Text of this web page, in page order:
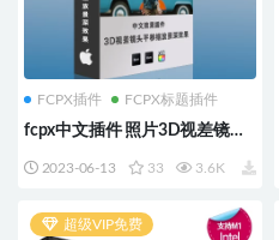
FCPX插件 FCPX标题插件
fcpx中文插件 照片3D视差镜头
Photo Pan and Dolly 支持M1
2023-06-13 33 3.6K
超级VIP免费